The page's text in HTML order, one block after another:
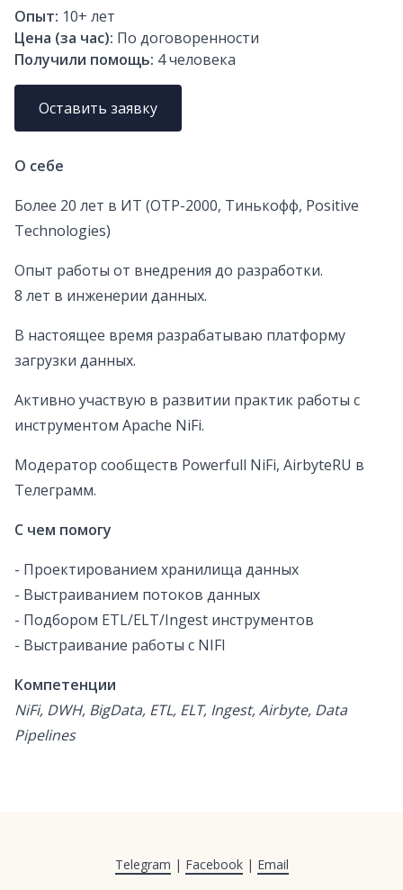
Опыт: 10+ лет
Цена (за час): По договоренности
Получили помощь: 4человека
Оставить заявку
О себе
Более 20 лет в ИТ (ОТР-2000, Тинькофф, Positive
Technologies)
Опыт работы от внедрения до разработки.
8 лет в инженерии данных.
В настоящее время разрабатываю платформу
загрузки данных.
Активно участвую в развитии практик работы с
инструментом Apache NiFi.
Модератор сообществ Powerfull NiFi, AirbyteRU в
Телеграмм.
С чем помогу
- Проектированием хранилища данных
- Выстраиванием потоков данных
- Подбором ETL/ELT/Ingest инструментов
- Выстраивание работы с NIFI
Компетенции
NiFi, DWH, BigData, ETL, ELT, Ingest, Airbyte, Data
Pipelines
Telegram | Facebook| Email